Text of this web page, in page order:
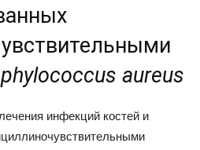
aureus
инфекций костей и